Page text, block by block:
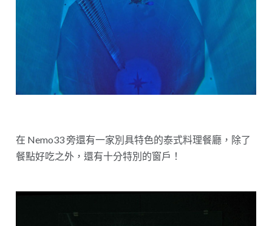
在 Nemo33 旁還有一家別具特色的泰式料理餐廳，除了
餐點好吃之外，還有十分特別的窗戶！